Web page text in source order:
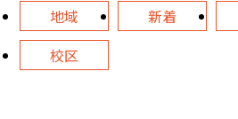
地域
新着
校区